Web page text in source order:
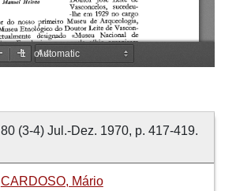
80 (3-4) Jul.-Dez. 1970, p. 417-419.
CARDOSO, Mário